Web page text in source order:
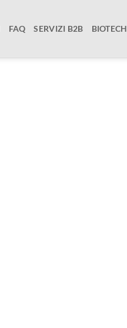
FAQ SERVIZI B2B BIOTECH